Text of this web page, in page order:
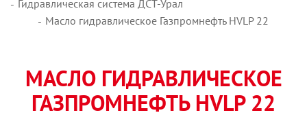
Гидравлическая система ДСТ-Урал
Масло гидравлическое Газпромнефть HVLP 22
МАСЛО ГИДРАВЛИЧЕСКОЕ
ГАЗПРОМНЕФТЬ HVLP 22